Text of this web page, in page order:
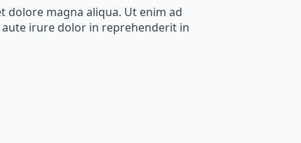
dolore magna aliqua. Ut enim ad
irure dolor in reprehenderit in